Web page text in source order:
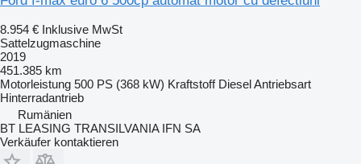
8.954 € Inklusive MwSt
Sattelzugmaschine
2019
451.385 km
Motorleistung 500 PS (368 kW) Kraftstoff DieselAntriebsart
Hinterradantrieb
Rumänien
BT LEASING TRANSILVANIA IFN SA
Verkäufer kontaktieren